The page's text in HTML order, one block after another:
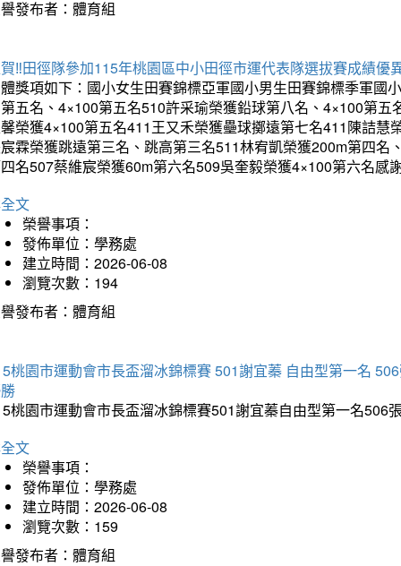
發布者：體育組
‼️田徑隊參加115年桃園區中小田徑市運代表隊選拔賽成績優
獎項如下：國小女生田賽錦標亞軍國小男生田賽錦標季軍國
五名、4×100第五名510許采瑜榮獲鉛球第八名、4×100第
榮獲4×100第五名411王又禾榮獲壘球擲遠第七名411陳詰
霖榮獲跳遠第三名、跳高第三名511林宥凱榮獲200m第四
名507蔡維宸榮獲60m第六名509吳奎毅榮獲4×100第六名
文
榮譽事項：
發佈單位：學務處
建立時間：2026-06-08
瀏覽次數：194
發布者：體育組
桃園市運動會市長盃溜冰錦標賽 501謝宜蓁 自由型第一名
桃園市運動會市長盃溜冰錦標賽501謝宜蓁自由型第一名
文
榮譽事項：
發佈單位：學務處
建立時間：2026-06-08
瀏覽次數：159
發布者：體育組